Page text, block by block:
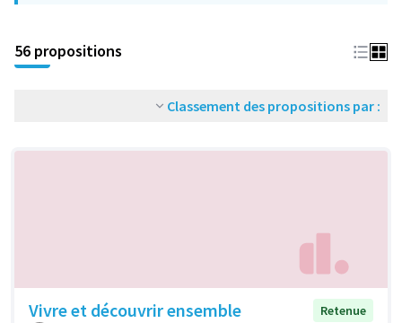
56 propositions
Classement des propositions par :
Vivre et découvrir ensemble
Retenue